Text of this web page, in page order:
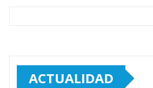
ACTUALIDAD